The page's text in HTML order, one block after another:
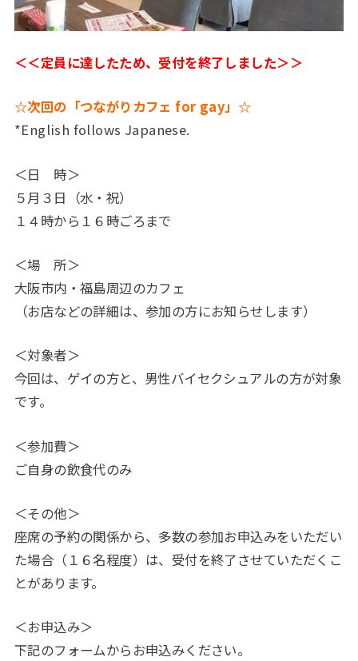
＜＜定員に達したため、受付を終了しました＞＞
☆次回の「つながりカフェ for gay」☆
*English follows Japanese.
＜日 時＞
５月３日（水・祝）
１４時から１６時ごろまで
＜場 所＞
大阪市内・福島周辺のカフェ
（お店などの詳細は、参加の方にお知らせします）
＜対象者＞
今回は、ゲイの方と、男性バイセクシュアルの方が対象
です。
＜参加費＞
ご自身の飲食代のみ
＜その他＞
座席の予約の関係から、多数の参加お申込みをいただい
た場合（１６名程度）は、受付を終了させていただくこ
とがあります。
＜お申込み＞
下記のフォームからお申込みください。